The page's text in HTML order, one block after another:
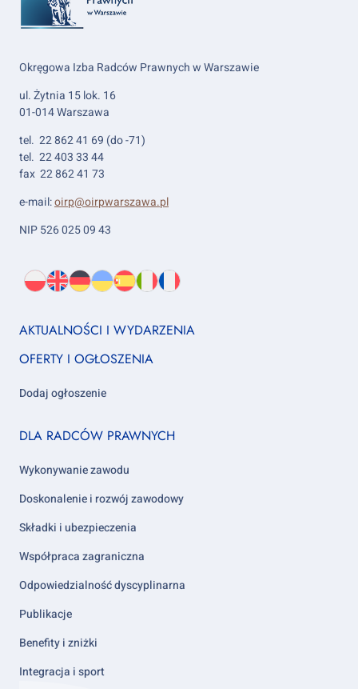
Okręgowa Izba Radców Prawnych w Warszawie
ul. Żytnia 15 lok. 16
01-014 Warszawa
tel. 22 862 41 69 (do -71)
tel. 22 403 33 44
fax 22 862 41 73
e-mail:oirp@oirpwarszawa.pl
NIP 526 025 09 43
Wybierz
język:
PL
O
EN
About
DE
About
UK
About
ES
About
IT
About
FR
About
Footer
1
AKTUALNOŚCI I WYDARZENIA
OFERTY I OGŁOSZENIA
Dodaj ogłoszenie
Footer
2
DLA RADCÓW PRAWNYCH
Wykonywanie zawodu
Doskonalenie i rozwój zawodowy
Składki i ubezpieczenia
Współpraca zagraniczna
Odpowiedzialność dyscyplinarna
Publikacje
Benefity i zniżki
Integracja i sport